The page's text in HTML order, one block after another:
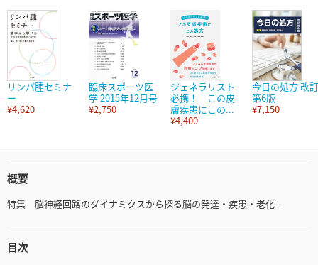
リンパ腫セミナ
ー
¥4,620
臨床スポーツ医
学 2015年12月号
¥2,750
ジェネラリスト
必携！ この皮
膚疾患にこの...
¥4,400
今日の処方 改訂
第6版
¥7,150
概要
特集 脳神経回路のダイナミクスから探る脳の発達・疾患・老化 -
目次